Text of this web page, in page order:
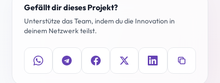
Gefällt dir dieses Projekt?
Unterstütze das Team, indem du die Innovation in
deinem Netzwerk teilst.